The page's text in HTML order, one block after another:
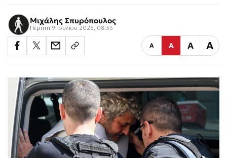
Μιχάλης Σπυρόπουλος
Πέμπτη 9 Ιουλίου 2026, 08:55
Α Α Α Α